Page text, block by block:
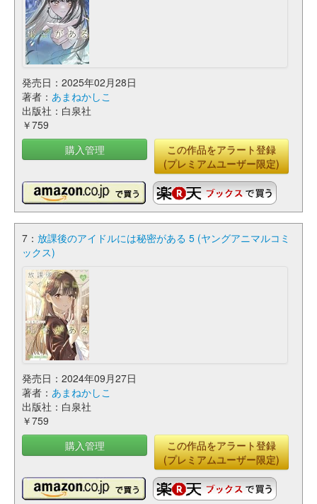
発売日：2025年02月28日
著者： あまねかしこ
出版社：白泉社
￥759
購入管理
この作品をアラート登録
(プレミアムユーザー限定)
7： 放課後のアイドルには秘密がある 5 (ヤングアニマルコミ
ックス)
発売日：2024年09月27日
著者： あまねかしこ
出版社：白泉社
￥759
購入管理
この作品をアラート登録
(プレミアムユーザー限定)